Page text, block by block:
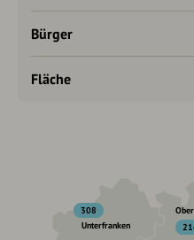
Bürger
Fläche
Unterfranken
308